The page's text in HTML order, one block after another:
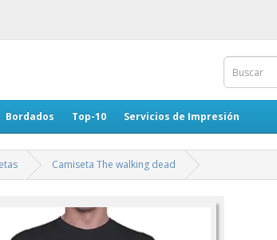
Bordados Top-10 Servicios de Impresión
Camiseta The walking dead